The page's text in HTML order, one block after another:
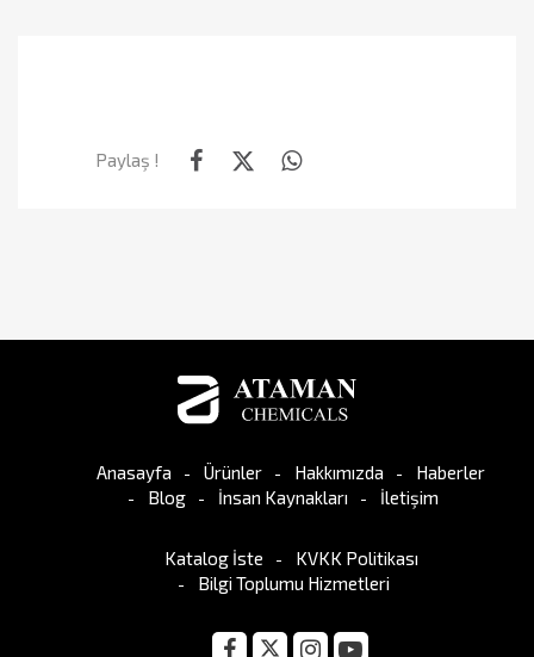
Paylaş !
Anasayfa Ürünler Hakkımızda
Haberler
Blog
İnsan Kaynakları İletişim
Katalog İste
KVKK Politikası
Bilgi Toplumu Hizmetleri